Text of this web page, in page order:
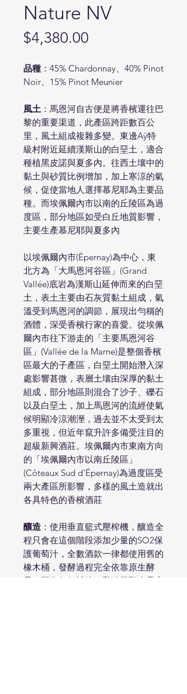
Nature NV
$4,380.00
品種 ：45% Chardonnay、40% Pinot
Noir、15% Pinot Meunier
風土 ：馬恩河自古便是將香檳運往巴
黎的重要渠道，此產區跨距數百公
里，風土組成複雜多變。東邊Aÿ特
級村附近延續漢斯山的白堊土，適合
種植黑皮諾與夏多內。往西土壤中的
黏土與砂質比例增加，加上寒涼的氣
候，促使當地人選擇慕尼耶為主要品
種。而埃佩爾內市以南的丘陵區為過
度區，部分地區如受白丘地質影響，
主要生產慕尼耶與夏多內
以埃佩爾內市(Épernay)為中心，東
北方為「大馬恩河谷區」(Grand
Vallée)底岩為漢斯山延伸而來的白堊
土，表土主要由石灰質黏土組成，氣
溫受到馬恩河的調節，展現出勻稱的
酒體，深受香檳行家的喜愛。從埃佩
爾內市往下游走的「主要馬恩河谷
區」(Vallée de la Marne)是整個香檳
區最大的子產區，白堊土開始潛入深
處影響甚微，表層土壤由深厚的黏土
組成，部分地區則混合了沙子、礫石
以及白堊土，加上馬恩河的流經使氣
候明顯冷涼潮溼，過去並不太受到太
多重視，但近年竄升許多備受注目的
超級新興酒莊。埃佩爾內市東南方向
的「埃佩爾內市以南丘陵區」
(Côteaux Sud d'Épernay)為過度區受
兩大產區所影響，多樣的風土造就出
各具特色的香檳酒莊
釀造 ：使用垂直籃式壓榨機，釀造全
程只會在這個階段添加少量的SO2保
護葡萄汁，全數酒款一律都使用舊的
橡木桶，發酵過程完全依靠原生酵
母，不作任何補糖，乳酸發酵也是完